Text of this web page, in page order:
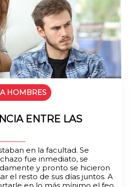
HOMBRES
ENTRE LAS
en la facultad. Se
fue inmediato, se
y pronto se hicieron
el resto de sus días juntos. A
en lo más mínimo el feo